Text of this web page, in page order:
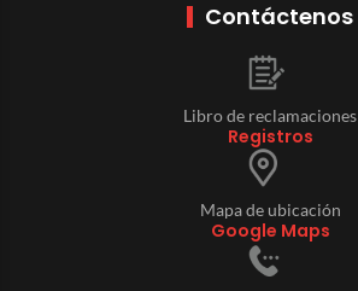
Contáctenos
Libro de reclamaciones
Registros
Mapa de ubicación
Google Maps